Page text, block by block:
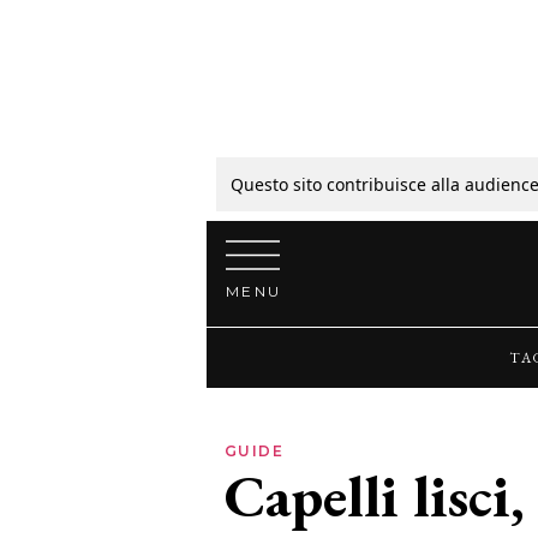
Questo sito contribuisce alla
Vai al contenuto
MENU
GUIDE
Capelli